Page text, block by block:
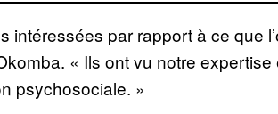
intéressées par rapport à ce que
« Ils ont vu notre expertise
psychosociale. »